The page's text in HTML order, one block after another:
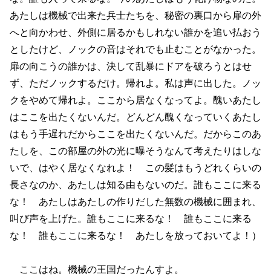
あたしは機械で出来た兵士たちを、秘密の裏口から扉の外
へと向かわせ、外側に居るかもしれない誰かを追い払おう
としたけど、ノックの音はそれでも止むことがなかった。
扉の向こうの誰かは、決して乱暴にドアを破ろうとはせ
ず、ただノックするだけ。帰れよ。私は声に出した。ノッ
クをやめて帰れよ。ここから居なくなってよ。醜いあたし
はここを出たくないんだ。どんどん醜くなっていくあたし
はもう手遅れだからここを出たくないんだ。だからこのあ
たしを、この部屋の外の光に曝そうなんて考えたりはしな
いで、はやく居なくなれよ！ この髪はもうどれくらいの
長さなのか、あたしは知る由もないのだ。誰もここに来る
な！ あたしはあたしの作りだした無数の機械に囲まれ、
叫び声を上げた。誰もここに来るな！ 誰もここに来る
な！ 誰もここに来るな！ あたしを放っておいてよ！）
ここはね。機械の王国だったんすよ。